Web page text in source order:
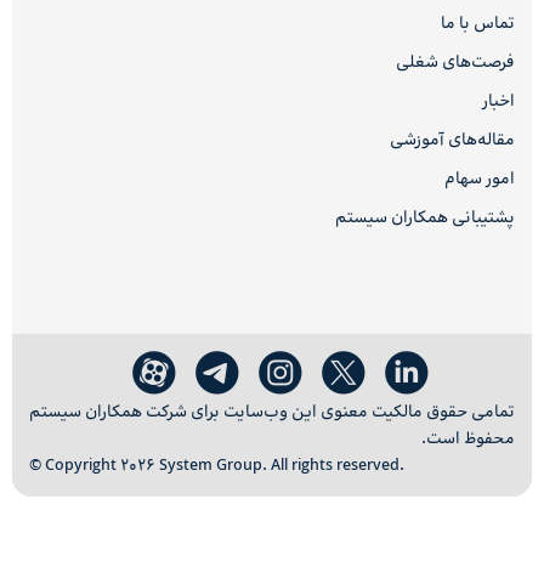
تماس با ما
فرصت‌های شغلی
اخبار
مقاله‌های آموزشی
امور سهام
پشتیبانی همکاران سیستم
تمامی حقوق مالکیت معنوی این وب‌سایت برای شرکت همکاران سیستم
محفوظ است.
© Copyright 2026 System Group. All rights reserved.